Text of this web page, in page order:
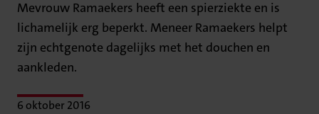
Mevrouw Ramaekers heeft een spierziekte en is
lichamelijk erg beperkt. Meneer Ramaekers helpt
zijn echtgenote dagelijks met het douchen en
aankleden.
6 oktober 2016